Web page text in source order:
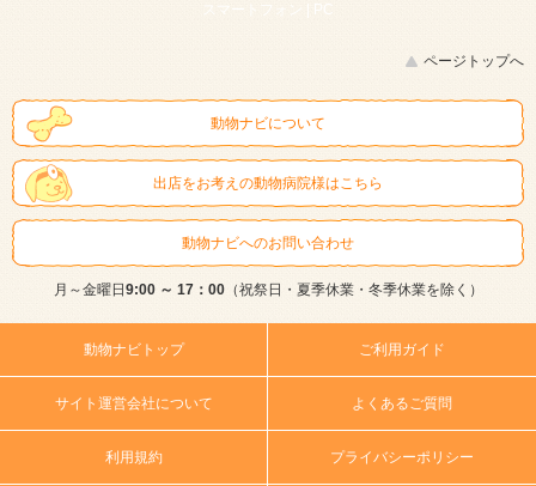
スマートフォン | PC
ページトップへ
動物ナビについて
出店をお考えの動物病院様はこちら
動物ナビへのお問い合わせ
月～金曜日 9:00 ～ 17：00（祝祭日・夏季休業・冬季休業を除く）
動物ナビトップ ご利用ガイド
サイト運営会社について よくあるご質問
利用規約 プライバシーポリシー